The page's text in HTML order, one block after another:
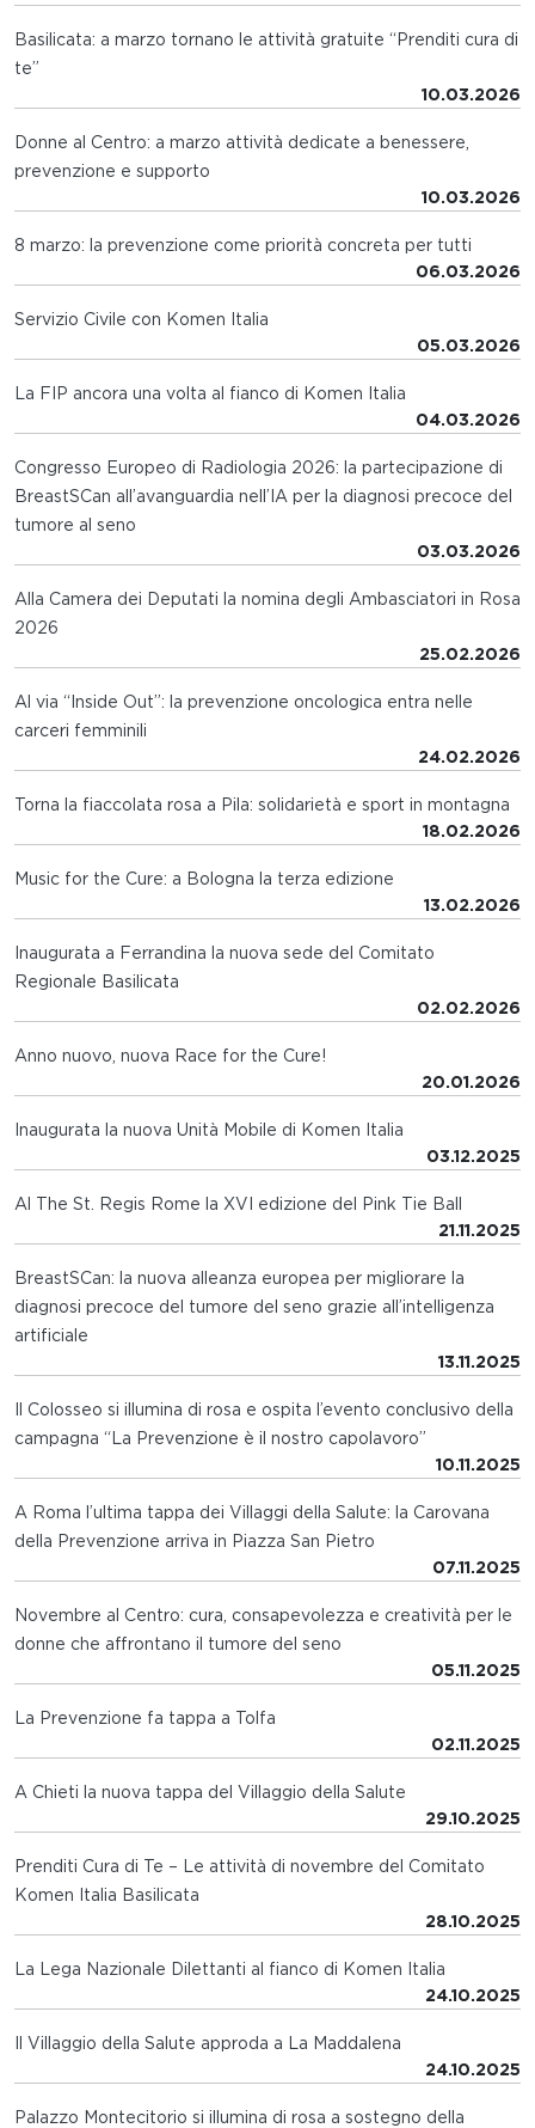
Basilicata: a marzo tornano le attività gratuite “Prenditi cura di
te”
10.03.2026
Donne al Centro: a marzo attività dedicate a benessere,
prevenzione e supporto
10.03.2026
8 marzo: la prevenzione come priorità concreta per tutti
06.03.2026
Servizio Civile con Komen Italia
05.03.2026
La FIP ancora una volta al fianco di Komen Italia
04.03.2026
Congresso Europeo di Radiologia 2026: la partecipazione di
BreastSCan all’avanguardia nell’IA per la diagnosi precoce del
tumore al seno
03.03.2026
Alla Camera dei Deputati la nomina degli Ambasciatori in Rosa
2026
25.02.2026
Al via “Inside Out”: la prevenzione oncologica entra nelle
carceri femminili
24.02.2026
Torna la fiaccolata rosa a Pila: solidarietà e sport in montagna
18.02.2026
Music for the Cure: a Bologna la terza edizione
13.02.2026
Inaugurata a Ferrandina la nuova sede del Comitato
Regionale Basilicata
02.02.2026
Anno nuovo, nuova Race for the Cure!
20.01.2026
Inaugurata la nuova Unità Mobile di Komen Italia
03.12.2025
Al The St. Regis Rome la XVI edizione del Pink Tie Ball
21.11.2025
BreastSCan: la nuova alleanza europea per migliorare la
diagnosi precoce del tumore del seno grazie all’intelligenza
artificiale
13.11.2025
Il Colosseo si illumina di rosa e ospita l’evento conclusivo della
campagna “La Prevenzione è il nostro capolavoro”
10.11.2025
A Roma l’ultima tappa dei Villaggi della Salute: la Carovana
della Prevenzione arriva in Piazza San Pietro
07.11.2025
Novembre al Centro: cura, consapevolezza e creatività per le
donne che affrontano il tumore del seno
05.11.2025
La Prevenzione fa tappa a Tolfa
02.11.2025
A Chieti la nuova tappa del Villaggio della Salute
29.10.2025
Prenditi Cura di Te – Le attività di novembre del Comitato
Komen Italia Basilicata
28.10.2025
La Lega Nazionale Dilettanti al fianco di Komen Italia
24.10.2025
Il Villaggio della Salute approda a La Maddalena
24.10.2025
Palazzo Montecitorio si illumina di rosa a sostegno della